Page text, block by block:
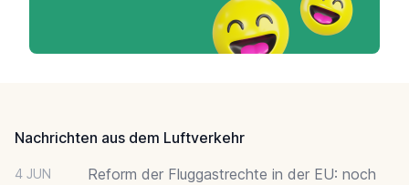
Nachrichten aus dem Luftverkehr
4 JUN
Reform der Fluggastrechte in der EU: noch